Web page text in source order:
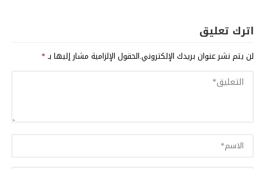
اترك تعليق
لن يتم نشر عنوان بريدك الإلكتروني.الحقول الإلزامية مشار إليها بـ*